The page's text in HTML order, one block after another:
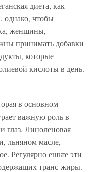
диета, как
однако, чтобы
женщины,
принимать добавки
которые
кислоты в день.
в основном
важную роль в
глаз. Линоленовая
льняном масле,
Регулярно ешьте эти
транс-жиры.